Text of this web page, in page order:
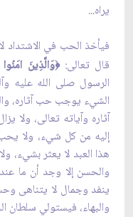
يراه...
فيأخذ الحب في الاشتداد
قال تعالى:﴿وَالَّذِينَ
الرسول صلى الله عليه
الشي‏ء يوجب حب آثاره،
آثاره وآياته تعالى،
إليه من كل شي‏ء، ولا يحب
هذا العبد لا يعثر
والحسن إلا وجد أن ما
ينفد وجمال لا يتناهى
والبهاء، فيستولي سلطان